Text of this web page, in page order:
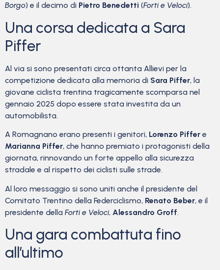
Borgo) e il decimo di Pietro Benedetti (Forti e Veloci).
Una corsa dedicata a Sara
Piffer
Al via si sono presentati circa ottanta Allievi per la
competizione dedicata alla memoria di Sara Piffer, la
giovane ciclista trentina tragicamente scomparsa nel
gennaio 2025 dopo essere stata investita da un
automobilista.
A Romagnano erano presenti i genitori, Lorenzo Piffer e
Marianna Piffer, che hanno premiato i protagonisti della
giornata, rinnovando un forte appello alla sicurezza
stradale e al rispetto dei ciclisti sulle strade.
Al loro messaggio si sono uniti anche il presidente del
Comitato Trentino della Federciclismo, Renato Beber, e il
presidente della Forti e Veloci, Alessandro Groff.
Una gara combattuta fino
all’ultimo